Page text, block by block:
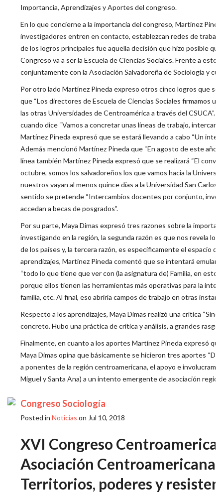
Importancia, Aprendizajes y Aportes del congreso.
En lo que concierne a la importancia del congreso, Martínez
investigadores entren en contacto, establezcan redes de
de los logros principales fue aquella decisión que hizo posible
Congreso va a ser la Escuela de Ciencias Sociales. Frente a
conjuntamente con la Asociación Salvadoreña de Sociología y
Por otro lado Martínez Pineda expreso otros cinco logros que
que “Los directores de Escuela de Ciencias Sociales firmamos
las otras Universidades de Centroamérica a través del
cuando dice “Vamos a concretar unas líneas de trabajo,
Martínez Pineda expresó que se estará llevando a cabo “Un
Además mencionó Martínez Pineda que “En agosto de este año
línea también Martínez Pineda expresó que se realizará “El
octubre, somos los salvadoreños los que vamos hacia la
nuestros vayan al menos quince días a la Universidad San Carlos
sentido se pretende “Intercambios docentes por conjunto,
accedan a becas de posgrados”.
Por su parte, Maya Dimas expresó tres razones sobre la
investigando en la región, la segunda razón es que nos revela
de los países y, la tercera razón, es específicamente el espacio
aprendizajes, Martínez Pineda comentó que se intentará emular
“todo lo que tiene que ver con (la asignatura de) Familia, en
porque ellos tienen las herramientas más operativas para la
familia, etc. Al final, eso abriría campos de trabajo en otras
Respecto a los aprendizajes, Maya Dimas realizó una crítica
concreto. Hubo una práctica de crítica y análisis, a grandes
Finalmente, en cuanto a los aportes Martínez Pineda expresó
Maya Dimas opina que básicamente se hicieron tres aportes
a ponentes de la región centroamericana, el apoyo e
Miguel y Santa Ana) a un intento emergente de asociación
Congreso Sociología
Posted in Noticias on Jul 10, 2018
XVI Congreso
Asociación Centroamericana
Territorios, poderes y